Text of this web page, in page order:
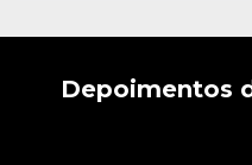
Depoimentos